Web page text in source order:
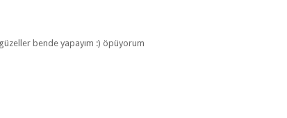
bende yapayım :) öpüyorum